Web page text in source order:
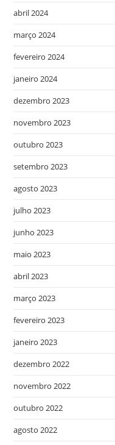
abril 2024
março 2024
fevereiro 2024
janeiro 2024
dezembro 2023
novembro 2023
outubro 2023
setembro 2023
agosto 2023
julho 2023
junho 2023
maio 2023
abril 2023
março 2023
fevereiro 2023
janeiro 2023
dezembro 2022
novembro 2022
outubro 2022
agosto 2022